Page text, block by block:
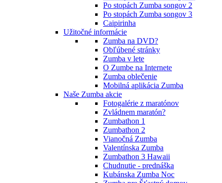
Po stopách Zumba songov 2
Po stopách Zumba songov 3
Caipirinha
Užitočné informácie
Zumba na DVD?
Obľúbené stránky
Zumba v lete
O Zumbe na Internete
Zumba oblečenie
Mobilná aplikácia Zumba
Naše Zumba akcie
Fotogalérie z maratónov
Zvládnem maratón?
Zumbathon 1
Zumbathon 2
Vianočná Zumba
Valentínska Zumba
Zumbathon 3 Hawaii
Chudnutie - prednáška
Kubánska Zumba Noc